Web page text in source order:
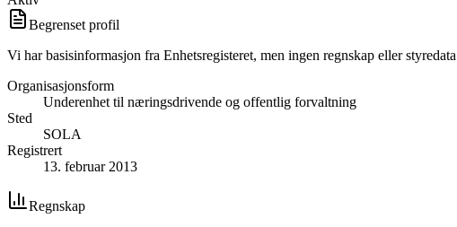
Begrenset profil
Vi har basisinformasjon fra Enhetsregisteret, men ingen regnskap eller
Organisasjonsform
Underenhet til næringsdrivende og offentlig forvaltning
Sted
SOLA
Registrert
13. februar 2013
Regnskap